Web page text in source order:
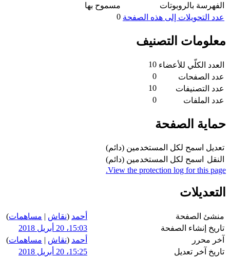
الفهرسة بالروبوتات
مسموح بها
عدد التحويلات إلى هذه الصفحة 0
معلومات التصنيف
العدد الكلّي للأعضاء 10
عدد الصفحات
0
عدد التصنيفات
10
عدد الملفات
0
حماية الصفحة
تعديل اسمح لكل المستخدمين (دائم)
النقل
اسمح لكل المستخدمين (دائم)
View the protection log for this page.
التعديلات
منشئ الصفحة أحمد (نقاش | مساهمات)
تاريخ إنشاء الصفحة
15:03، 20 أبريل 2018
آخر محرر
أحمد (نقاش | مساهمات)
تاريخ آخر تعديل
15:25، 20 أبريل 2018